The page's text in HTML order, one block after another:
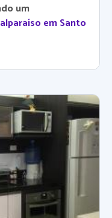
um
em Santo